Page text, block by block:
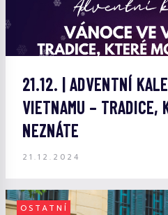
21.12. | ADVENTNÍ
VIETNAMU – TRADICE,
NEZNÁTE
21.12.2024
OSTATNÍ